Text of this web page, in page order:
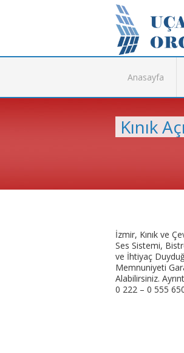
Anasayfa
Kınık
İzmir, Kınık ve
Ses Sistemi,
ve İhtiyaç
Memnuniyeti
Alabilirsiniz.
0 222 – 0 555